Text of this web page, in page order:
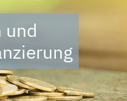
und